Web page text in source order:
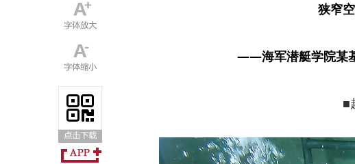
狭窄
——海军潜艇学院某
■